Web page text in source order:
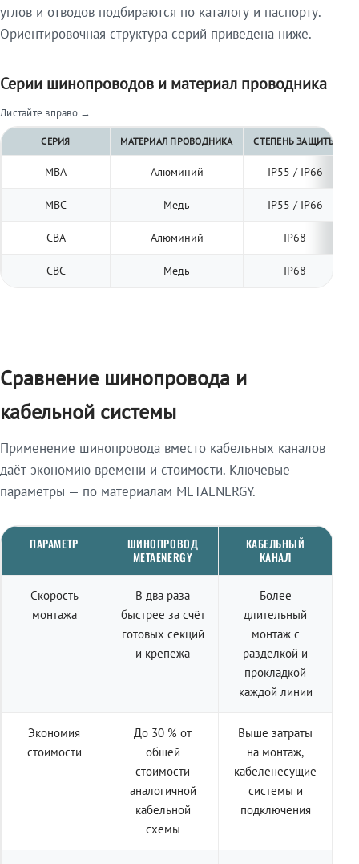
углов и отводов подбираются по каталогу и паспорту.
Ориентировочная структура серий приведена ниже.
Серии шинопроводов и материал проводника
Листайте вправо →
СЕРИЯ МАТЕРИАЛ ПРОВОДНИКА СТЕПЕНЬ ЗАЩИТЫ
МВА Алюминий IP55 / IP66
МВС Медь IP55 / IP66
СВА Алюминий IP68
СВС Медь IP68
Сравнение шинопровода и
кабельной системы
Применение шинопровода вместо кабельных каналов
даёт экономию времени и стоимости. Ключевые
параметры — по материалам METAENERGY.
ПАРАМЕТР
ШИНОПРОВОД
METAENERGY
КАБЕЛЬНЫЙ
КАНАЛ
Скорость
монтажа
В два раза
быстрее за счёт
готовых секций
и крепежа
Более
длительный
монтаж с
разделкой и
прокладкой
каждой линии
Экономия
стоимости
До 30 % от
общей
стоимости
аналогичной
кабельной
схемы
Выше затраты
на монтаж,
кабеленесущие
системы и
подключения